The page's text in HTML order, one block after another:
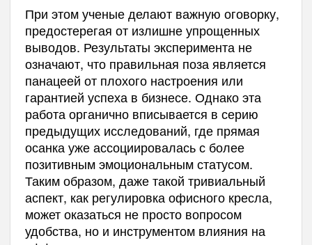
При этом ученые делают важную оговорку,
предостерегая от излишне упрощенных
выводов. Результаты эксперимента не
означают, что правильная поза является
панацеей от плохого настроения или
гарантией успеха в бизнесе. Однако эта
работа органично вписывается в серию
предыдущих исследований, где прямая
осанка уже ассоциировалась с более
позитивным эмоциональным статусом.
Таким образом, даже такой тривиальный
аспект, как регулировка офисного кресла,
может оказаться не просто вопросом
удобства, но и инструментом влияния на